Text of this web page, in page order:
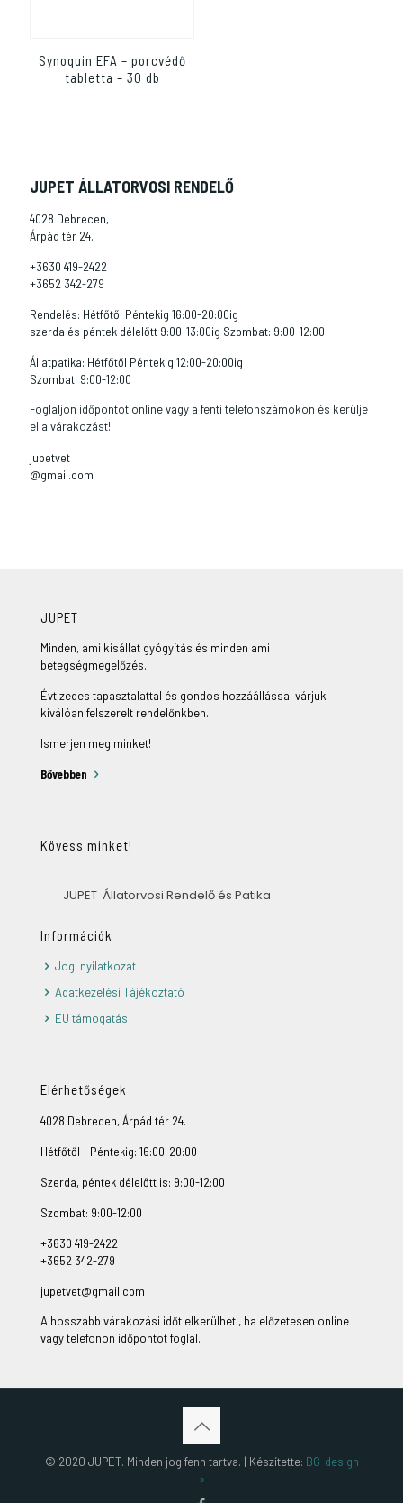
Synoquin EFA – porcvédő
tabletta – 30 db
JUPET ÁLLATORVOSI RENDELŐ
4028 Debrecen,
Árpád tér 24.
+3630 419-2422
+3652 342-279
Rendelés: Hétfőtől Péntekig 16:00-20:00ig
szerda és péntek délelőtt 9:00-13:00ig Szombat: 9:00-12:00
Állatpatika: Hétfőtől Péntekig 12:00-20:00ig
Szombat: 9:00-12:00
Foglaljon időpontot online vagy a fenti telefonszámokon és kerülje
el a várakozást!
jupetvet
@gmail.com
JUPET
Minden, ami kisállat gyógyítás és minden ami
betegségmegelőzés.
Évtizedes tapasztalattal és gondos hozzáállással várjuk
kiválóan felszerelt rendelőnkben.
Ismerjen meg minket!
Bővebben
Kövess minket!
JUPET Állatorvosi Rendelő és Patika
Információk
Jogi nyilatkozat
Adatkezelési Tájékoztató
EU támogatás
Elérhetőségek
4028 Debrecen, Árpád tér 24.
Hétfőtől - Péntekig: 16:00-20:00
Szerda, péntek délelőtt is: 9:00-12:00
Szombat: 9:00-12:00
+3630 419-2422
+3652 342-279
jupetvet@gmail.com
A hosszabb várakozási időt elkerülheti, ha előzetesen online
vagy telefonon időpontot foglal.
© 2020 JUPET. Minden jog fenn tartva. | Készítette: BG-design
»